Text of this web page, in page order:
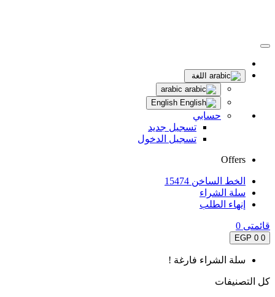
اللغة
حسابي
تسجيل جديد
تسجيل الدخول
Offers
الخط الساخن 15474
سلة الشراء
إنهاء الطلب
قائمتى 0
0
0 EGP
سلة الشراء فارغة !
كل التصنيفات